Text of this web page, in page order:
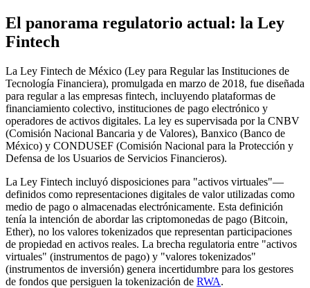
El panorama regulatorio actual: la Ley
Fintech
La Ley Fintech de México (Ley para Regular las Instituciones de
Tecnología Financiera), promulgada en marzo de 2018, fue diseñada
para regular a las empresas fintech, incluyendo plataformas de
financiamiento colectivo, instituciones de pago electrónico y
operadores de activos digitales. La ley es supervisada por la CNBV
(Comisión Nacional Bancaria y de Valores), Banxico (Banco de
México) y CONDUSEF (Comisión Nacional para la Protección y
Defensa de los Usuarios de Servicios Financieros).
La Ley Fintech incluyó disposiciones para "activos virtuales"—
definidos como representaciones digitales de valor utilizadas como
medio de pago o almacenadas electrónicamente. Esta definición
tenía la intención de abordar las criptomonedas de pago (Bitcoin,
Ether), no los valores tokenizados que representan participaciones
de propiedad en activos reales. La brecha regulatoria entre "activos
virtuales" (instrumentos de pago) y "valores tokenizados"
(instrumentos de inversión) genera incertidumbre para los gestores
de fondos que persiguen la tokenización de RWA.